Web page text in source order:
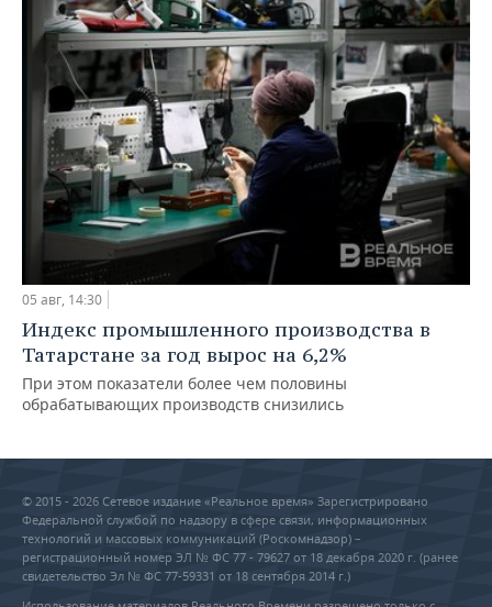
05 авг, 14:30
Индекс промышленного производства в
Татарстане за год вырос на 6,2%
При этом показатели более чем половины
обрабатывающих производств снизились
© 2015 - 2026 Сетевое издание «Реальное время» Зарегистрировано
Федеральной службой по надзору в сфере связи, информационных
технологий и массовых коммуникаций (Роскомнадзор) –
регистрационный номер ЭЛ № ФС 77 - 79627 от 18 декабря 2020 г. (ранее
свидетельство Эл № ФС 77-59331 от 18 сентября 2014 г.)